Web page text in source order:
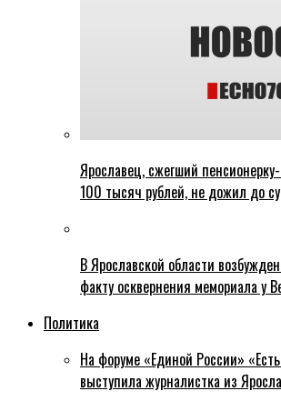
Ярославец, сжегший
100 тысяч рублей, не дожил до
В Ярославской области
факту осквернения мемориала у
Политика
На форуме «Единой России»
выступила журналистка из